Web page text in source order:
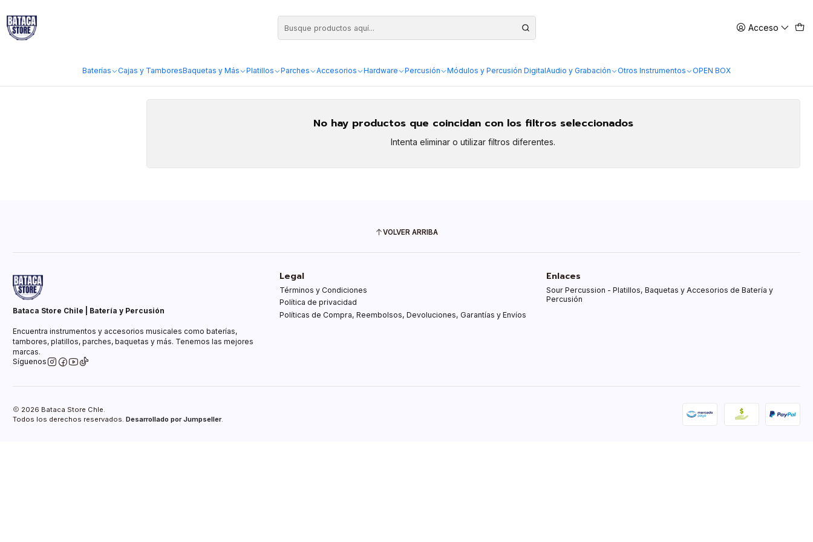
Acceso
Baterías Cajas y TamboresBaquetas y Más Platillos Parches Accesorios Hardware Percusión Módulos y Percusión DigitalAudio y Grabación Otros Instrumentos OPEN BOX
No hay productos que coincidan con los filtros seleccionados
Intenta eliminar o utilizar filtros diferentes.
VOLVER ARRIBA
Bataca Store Chile | Batería y Percusión
Encuentra instrumentos y accesorios musicales como baterías,
tambores, platillos, parches, baquetas y más. Tenemos las mejores
marcas.
Síguenos
Legal
Términos y Condiciones
Política de privacidad
Políticas de Compra, Reembolsos, Devoluciones, Garantías y Envíos
Enlaces
Sour Percussion - Platillos, Baquetas y Accesorios de Batería y
Percusión
2026 Bataca Store Chle.
Todos los derechos reservados. Desarrollado por Jumpseller.